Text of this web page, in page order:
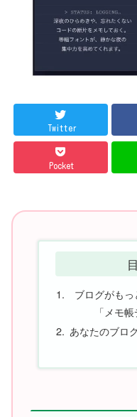
Twitter
Pocket
ブログがも
「メモ
あなたのブロ